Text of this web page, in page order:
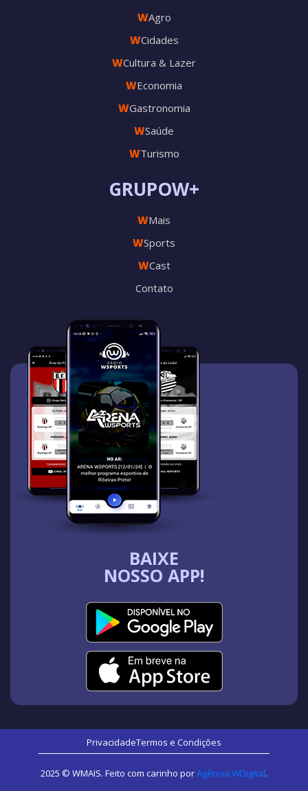
BAIXE
NOSSO APP!
GRUPOW+
WMais
WSports
WCast
Contato
WAgro
WCidades
WCultura & Lazer
WEconomia
WGastronomia
WSaúde
WTurismo
PrivacidadeTermos e Condições
2025 © WMAIS. Feito com carinho porAgência WDigital.